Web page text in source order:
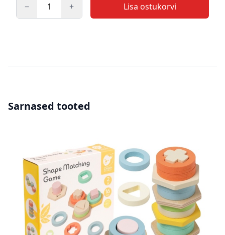
− + Lisa ostukorvi
Sarnased tooted